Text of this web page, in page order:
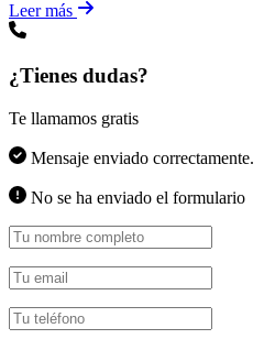
Leer más
¿Tienes dudas?
Te llamamos gratis
Mensaje enviado correctamente.
No se ha enviado el formulario